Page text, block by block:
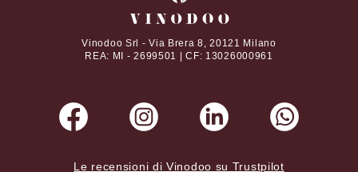
Vinodoo Srl - Via Brera 8, 20121 Milano
REA: MI - 2699501 | CF: 13026000961
Le recensioni di Vinodoo su Trustpilot